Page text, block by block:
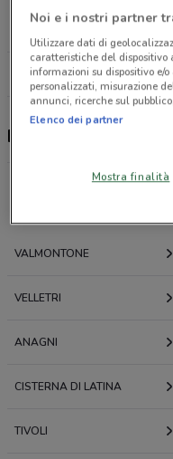
PENNY, offerte e
VALMONTONE
VELLETRI
ANAGNI
CISTERNA DI LATINA
TIVOLI
Noi e i nostri partner
Utilizzare dati di
caratteristiche del
informazioni su dispositivo e/
personalizzati, misurazione
annunci, ricerche sul
Elenco dei partner
Mostra finalità